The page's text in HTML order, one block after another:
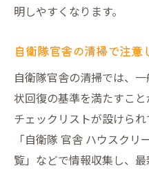
明しやすくなります。
自衛隊官舎の清掃で注
自衛隊官舎の清掃では、
状回復の基準を満たすこ
チェックリストが設けら
「自衛隊 官舎 ハウスク
覧」などで情報収集し、最